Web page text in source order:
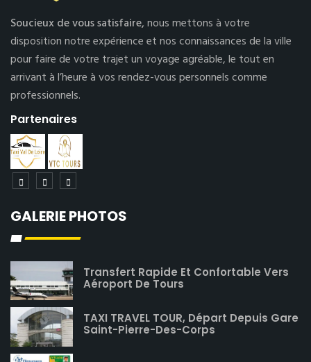
Soucieux de vous satisfaire,nous mettons à votre
disposition notre expérience et nos connaissances de la ville
pour faire de votre trajet un voyage agréable, le tout en
arrivant à l’heure à vos rendez-vous personnels comme
professionnels.
Partenaires
GALERIE PHOTOS
Transfert Rapide Et Confortable Vers
Aéroport De Tours
TAXI TRAVEL TOUR, Départ Depuis Gare
Saint-Pierre-Des-Corps